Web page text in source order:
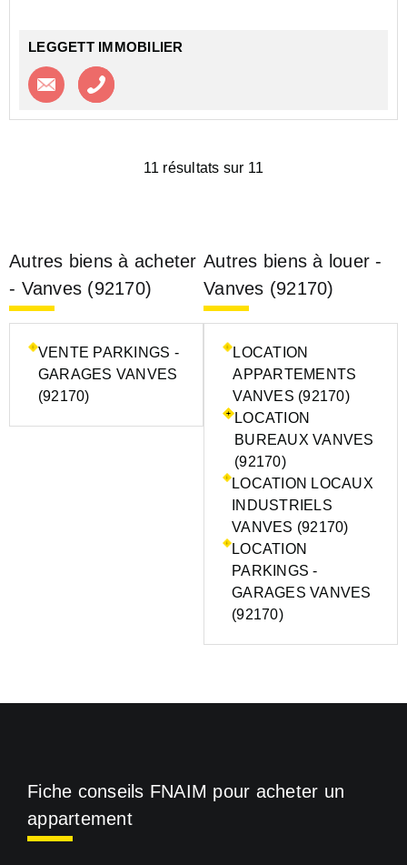
LEGGETT IMMOBILIER
Contacter l'agence
11 résultats sur 11
Autres biens à acheter
- Vanves (92170)
VENTE PARKINGS -
GARAGES VANVES
(92170)
Autres biens à louer -
Vanves (92170)
LOCATION
APPARTEMENTS
VANVES (92170)
LOCATION
BUREAUX VANVES
(92170)
LOCATION LOCAUX
INDUSTRIELS
VANVES (92170)
LOCATION
PARKINGS -
GARAGES VANVES
(92170)
Fiche conseils FNAIM pour acheter un
appartement